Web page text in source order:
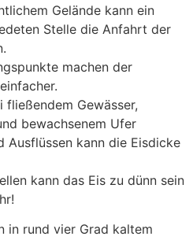
Gelände kann ein
Stelle die Anfahrt der
machen der
Gewässer,
bewachsenem Ufer
Ausflüssen kann die Eisdicke
kann das Eis zu dünn sein
in rund vier Grad kaltem